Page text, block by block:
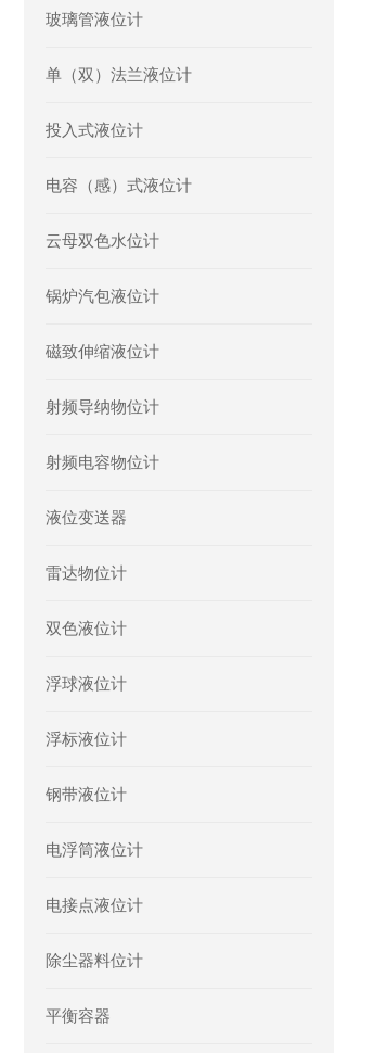
玻璃管液位计
单（双）法兰液位计
投入式液位计
电容（感）式液位计
云母双色水位计
锅炉汽包液位计
磁致伸缩液位计
射频导纳物位计
射频电容物位计
液位变送器
雷达物位计
双色液位计
浮球液位计
浮标液位计
钢带液位计
电浮筒液位计
电接点液位计
除尘器料位计
平衡容器